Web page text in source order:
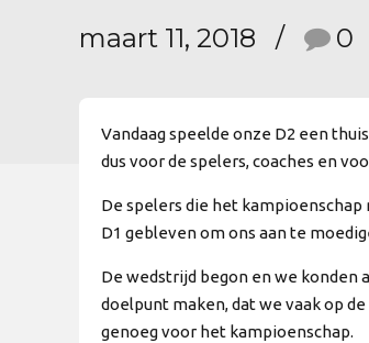
maart 11, 2018 0
Vandaag speelde onze D2 een
dus voor de spelers, coaches en
De spelers die het kampioenschap
D1 gebleven om ons aan te
De wedstrijd begon en we konden
doelpunt maken, dat we vaak op
genoeg voor het kampioenschap.